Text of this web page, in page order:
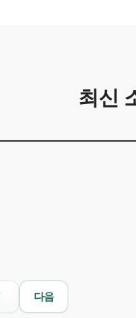
최신
다음